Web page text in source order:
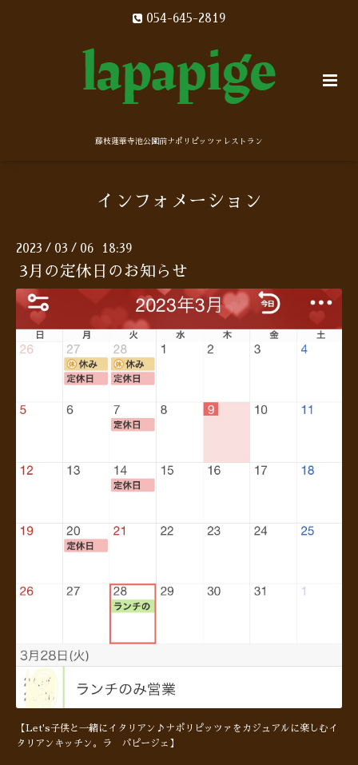
054-645-2819
藤枝蓮華寺池公園前ナポリピッツァレストラン
インフォメーション
2023 / 03 / 06 18:39
3月の定休日のお知らせ
【Let's子供と一緒にイタリアン♪ナポリピッツァをカジュアルに楽しむイ
タリアンキッチン。ラ パピージェ】